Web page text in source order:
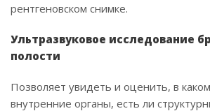
рентгеновском снимке.
Ультразвуковое исследование
полости
Позволяет увидеть и оценить, в
внутренние органы, есть ли